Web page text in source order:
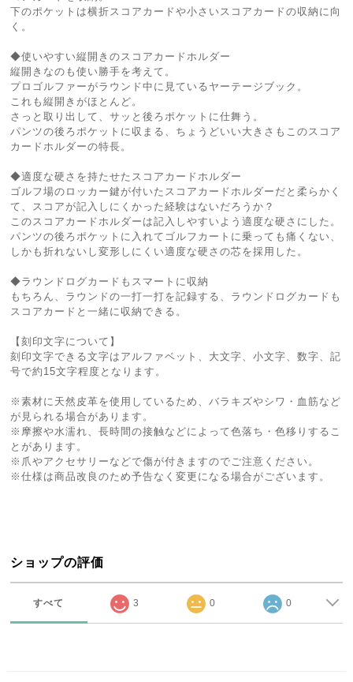
下のポケットは横折スコアカードや小さいスコアカードの収納に向
く。
◆使いやすい縦開きのスコアカードホルダー
縦開きなのも使い勝手を考えて。
プロゴルファーがラウンド中に見ているヤーテージブック。
これも縦開きがほとんど。
さっと取り出して、サッと後ろポケットに仕舞う。
パンツの後ろポケットに収まる、ちょうどいい大きさもこのスコア
カードホルダーの特長。
◆適度な硬さを持たせたスコアカードホルダー
ゴルフ場のロッカー鍵が付いたスコアカードホルダーだと柔らかく
て、スコアが記入しにくかった経験はないだろうか？
このスコアカードホルダーは記入しやすいよう適度な硬さにした。
パンツの後ろポケットに入れてゴルフカートに乗っても痛くない、
しかも折れないし変形しにくい適度な硬さの芯を採用した。
◆ラウンドログカードもスマートに収納
もちろん、ラウンドの一打一打を記録する、ラウンドログカードも
スコアカードと一緒に収納できる。
【刻印文字について】
刻印文字できる文字はアルファベット、大文字、小文字、数字、記
号で約15文字程度となります。
※素材に天然皮革を使用しているため、バラキズやシワ・血筋など
が見られる場合があります。
※摩擦や水濡れ、長時間の接触などによって色落ち・色移りするこ
とがあります。
※爪やアクセサリーなどで傷が付きますのでご注意ください。
※仕様は商品改良のため予告なく変更になる場合がございます。
ショップの評価
すべて 3 0 0